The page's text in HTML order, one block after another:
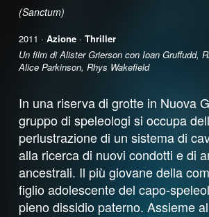
(Sanctum)
2011 · Azione· Thriller
Un film di Alister Grierson con Ioan Gruffudd,
Alice Parkinson, Rhys Wakefield
In una riserva di grotte in Nuova
gruppo di speleologi si occupa
perlustrazione di un sistema di
alla ricerca di nuovi condotti e di
ancestrali. Il più giovane della
figlio adolescente del capo-
pieno dissidio paterno. Assieme